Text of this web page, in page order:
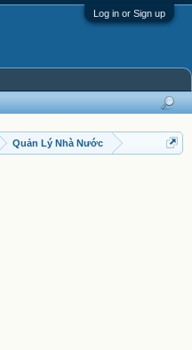
Log in or Sign up
Quản Lý Nhà Nước